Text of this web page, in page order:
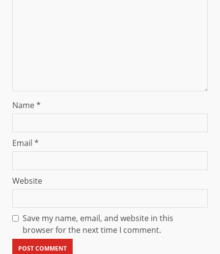
Name*
Email *
Website
Save my name, email, and website in this
browser for the next time I comment.